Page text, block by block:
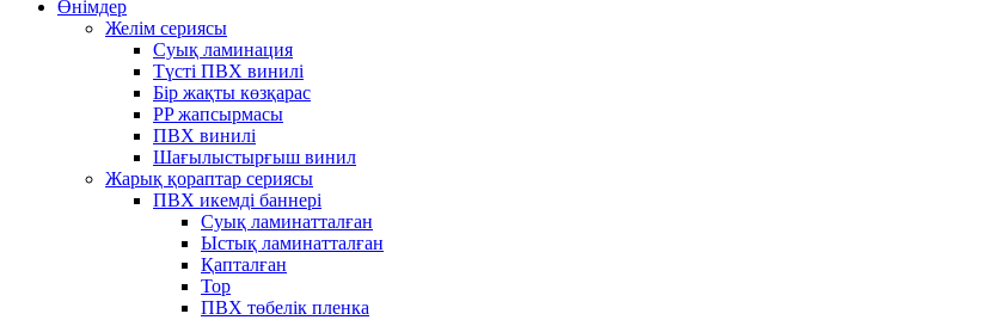
Өнімдер
Желім сериясы
Суық ламинация
Түсті ПВХ винилі
Бір жақты көзқарас
PP жапсырмасы
ПВХ винилі
Шағылыстырғыш винил
Жарық қораптар сериясы
ПВХ икемді баннері
Суық ламинатталған
Ыстық ламинатталған
Қапталған
Тор
ПВХ төбелік пленка